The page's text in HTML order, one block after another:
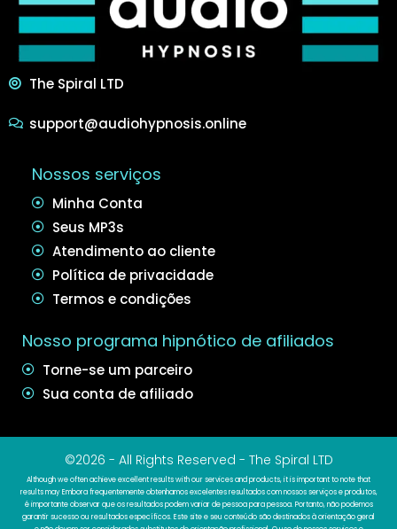
The Spiral LTD
support@audiohypnosis.online
Nossos serviços
Minha Conta
Seus MP3s
Atendimento ao cliente
Política de privacidade
Termos e condições
Nosso programa hipnótico de afiliados
Torne-se um parceiro
Sua conta de afiliado
©2026 - All Rights Reserved - The Spiral LTD
Although we often achieve excellent results with our services and products, it is important to note that
results may Embora frequentemente obtenhamos excelentes resultados com nossos serviços e produtos,
é importante observar que os resultados podem variar de pessoa para pessoa. Portanto, não podemos
garantir sucesso ou resultados específicos. Este site e seu conteúdo são destinados à orientação geral